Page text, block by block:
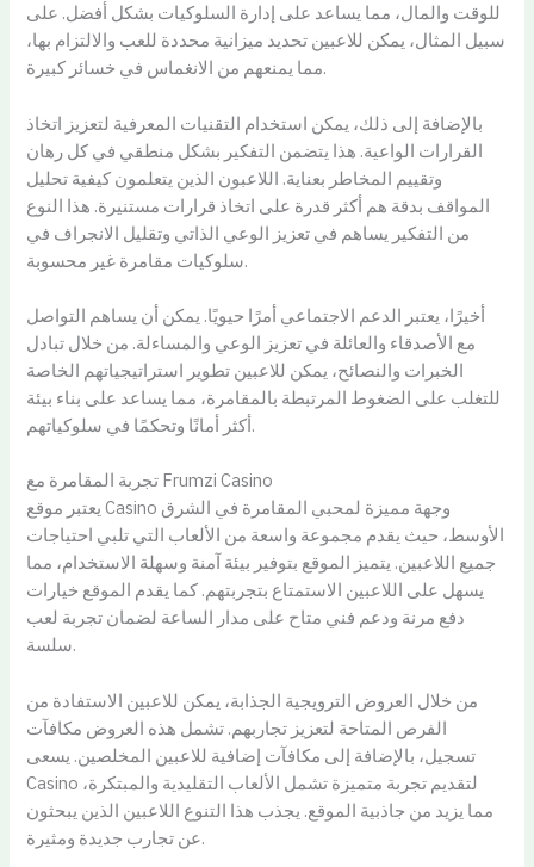
للوقت والمال، مما يساعد على إدارة السلوكيات بشكل أفضل. على
سبيل المثال، يمكن للاعبين تحديد ميزانية محددة للعب والالتزام بها،
مما يمنعهم من الانغماس في خسائر كبيرة.
بالإضافة إلى ذلك، يمكن استخدام التقنيات المعرفية لتعزيز اتخاذ
القرارات الواعية. هذا يتضمن التفكير بشكل منطقي في كل رهان
وتقييم المخاطر بعناية. اللاعبون الذين يتعلمون كيفية تحليل
المواقف بدقة هم أكثر قدرة على اتخاذ قرارات مستنيرة. هذا النوع
من التفكير يساهم في تعزيز الوعي الذاتي وتقليل الانجراف في
سلوكيات مقامرة غير محسوبة.
أخيرًا، يعتبر الدعم الاجتماعي أمرًا حيويًا. يمكن أن يساهم التواصل
مع الأصدقاء والعائلة في تعزيز الوعي والمساءلة. من خلال تبادل
الخبرات والنصائح، يمكن للاعبين تطوير استراتيجياتهم الخاصة
للتغلب على الضغوط المرتبطة بالمقامرة، مما يساعد على بناء بيئة
أكثر أمانًا وتحكمًا في سلوكياتهم.
تجربة المقامرة مع Frumzi Casino
يعتبر موقع Casino وجهة مميزة لمحبي المقامرة في الشرق
الأوسط، حيث يقدم مجموعة واسعة من الألعاب التي تلبي احتياجات
جميع اللاعبين. يتميز الموقع بتوفير بيئة آمنة وسهلة الاستخدام، مما
يسهل على اللاعبين الاستمتاع بتجربتهم. كما يقدم الموقع خيارات
دفع مرنة ودعم فني متاح على مدار الساعة لضمان تجربة لعب
سلسة.
من خلال العروض الترويجية الجذابة، يمكن للاعبين الاستفادة من
الفرص المتاحة لتعزيز تجاربهم. تشمل هذه العروض مكافآت
تسجيل، بالإضافة إلى مكافآت إضافية للاعبين المخلصين. يسعى
Casino لتقديم تجربة متميزة تشمل الألعاب التقليدية والمبتكرة،
مما يزيد من جاذبية الموقع. يجذب هذا التنوع اللاعبين الذين يبحثون
عن تجارب جديدة ومثيرة.